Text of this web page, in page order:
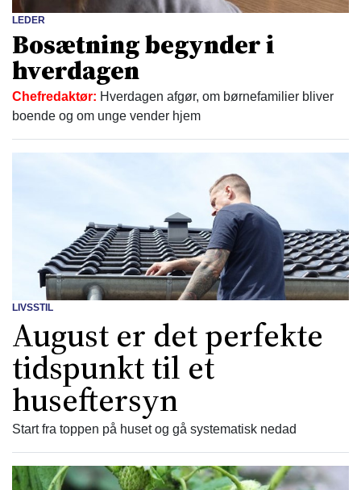
LEDER
Bosætning begynder i
hverdagen
Chefredaktør: Hverdagen afgør, om børnefamilier bliver
boende og om unge vender hjem
LIVSSTIL
August er det perfekte
tidspunkt til et
huseftersyn
Start fra toppen på huset og gå systematisk nedad